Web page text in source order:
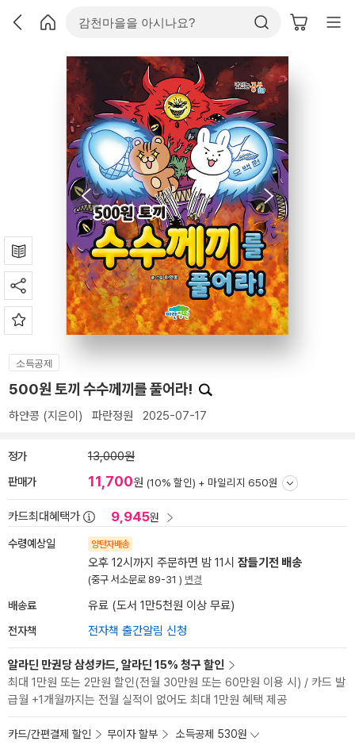
소득공제
500원 토끼 수수께끼를 풀어라!
하얀콩 (지은이) 파란정원 2025-07-17
정가 13,000원
판매가 11,700원 (10% 할인) + 마일리지 650원
카드최대혜택가 9,945원
수령예상일 양탄자배송
오후 12시까지 주문하면 밤 11시 잠들기전 배송
(중구 서소문로 89-31 ) 변경
배송료 유료 (도서 1만5천원 이상 무료)
전자책 전자책 출간알림 신청
알라딘 만권당 삼성카드, 알라딘 15% 청구 할인
최대 1만원 또는 2만원 할인(전월 30만원 또는 60만원 이용 시) / 카드 발
급월 +1개월까지는 전월 실적이 없어도 최대 1만원 혜택 제공
카드/간편결제 할인 무이자 할부 소득공제 530원